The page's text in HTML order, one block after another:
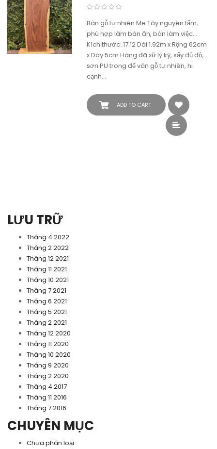
LƯU TRỮ
Tháng 4 2022
Tháng 2 2022
Tháng 12 2021
Tháng 11 2021
Tháng 10 2021
Tháng 7 2021
Tháng 6 2021
Tháng 5 2021
Tháng 2 2021
Tháng 12 2020
Tháng 11 2020
Tháng 10 2020
Tháng 9 2020
Tháng 2 2020
Tháng 4 2017
Tháng 11 2016
Tháng 7 2016
CHUYÊN MỤC
Chưa phân loại
ADD TO CART
Bàn gỗ tự nhiên Me Tây nguyên tấm,
phù hợp làm bàn ăn, bàn làm việc...
Kích thước: 17.12 Dài 1.92m x Rộng 62cm
x Dày 5cm Hàng đã xữ lý kỹ, sấy đủ độ,
sơn PU trong để vân gỗ tự nhiên, hi
cạnh…